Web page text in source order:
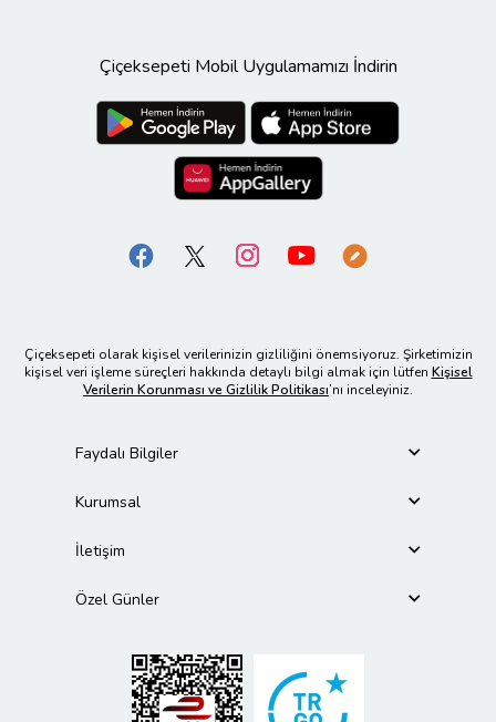
Çiçeksepeti Mobil Uygulamamızı İndirin
Çiçeksepeti olarak kişisel verilerinizin gizliliğini önemsiyoruz. Şirketimizin
kişisel veri işleme süreçleri hakkında detaylı bilgi almak için lütfen Kişisel
Verilerin Korunması ve Gizlilik Politikası’nı inceleyiniz.
Faydalı Bilgiler
Kurumsal
İletişim
Özel Günler